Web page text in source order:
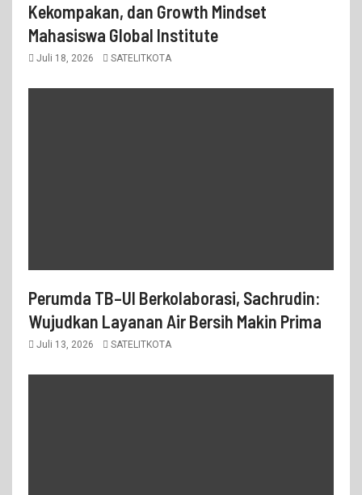
Kekompakan, dan Growth Mindset
Mahasiswa Global Institute
Juli 18, 2026 SATELITKOTA
Perumda TB–UI Berkolaborasi, Sachrudin:
Wujudkan Layanan Air Bersih Makin Prima
Juli 13, 2026 SATELITKOTA